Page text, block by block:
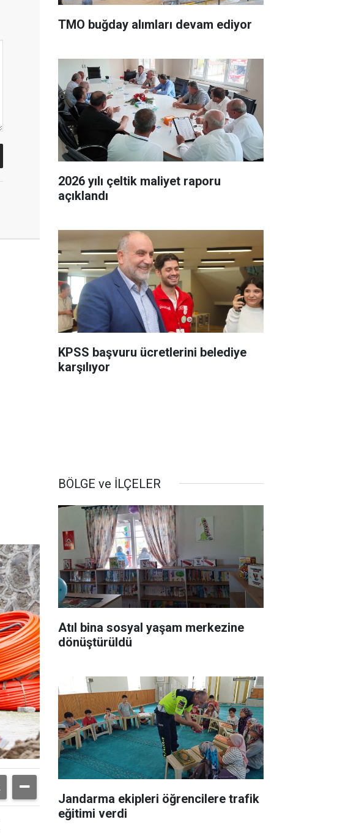
TMO buğday alımları devam ediyor
2026 yılı çeltik maliyet raporu
açıklandı
KPSS başvuru ücretlerini belediye
karşılıyor
BÖLGE ve İLÇELER
Atıl bina sosyal yaşam merkezine
dönüştürüldü
Jandarma ekipleri öğrencilere trafik
eğitimi verdi